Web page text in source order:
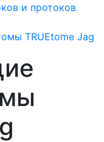
и протоков
TRUEtome Jag